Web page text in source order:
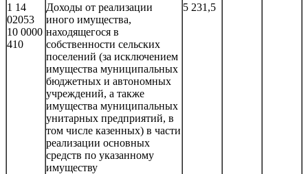
1 14
02053
10 0000
410
Доходы от реализации
иного имущества,
находящегося в
собственности сельских
поселений (за исключением
имущества муниципальных
бюджетных и автономных
учреждений, а также
имущества муниципальных
унитарных предприятий, в
том числе казенных) в части
реализации основных
средств по указанному
имуществу
5 231,5